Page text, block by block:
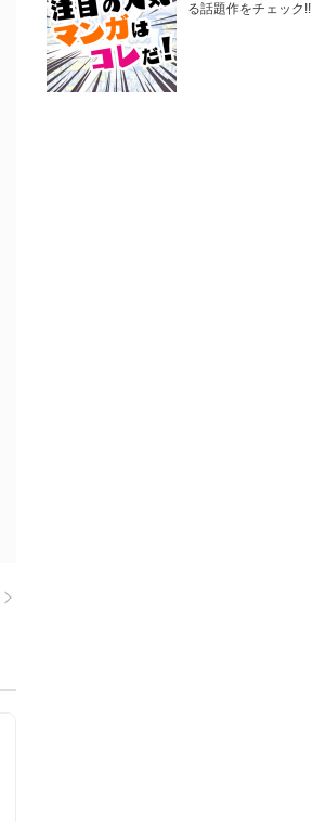
る話題作をチェック!!